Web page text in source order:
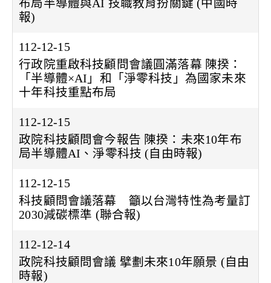
布局半導體與AI 技職教育扮關鍵 (中國時
報)
112-12-15
行政院重啟科技顧問會議圓滿落幕 陳揆：
「半導體×AI」和「淨零科技」為國家未來
十年科技重點布局
112-12-15
政院科技顧問會今報告 陳揆：未來10年布
局半導體AI、淨零科技 (自由時報)
112-12-15
科技顧問會議落幕 籲以台灣特性為考量訂
2030減碳標準 (聯合報)
112-12-14
政院科技顧問會議 擘劃未來10年願景 (自由
時報)